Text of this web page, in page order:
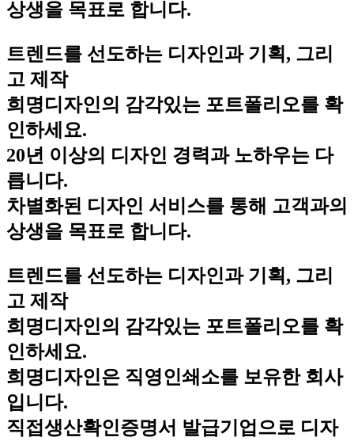
상생을 목표로 합니다.
트렌드를 선도하는 디자인과 기획, 그리
고 제작
희명디자인의 감각있는 포트폴리오를 확
인하세요.
20년 이상의 디자인 경력과 노하우는 다
릅니다.
차별화된 디자인 서비스를 통해 고객과의
상생을 목표로 합니다.
트렌드를 선도하는 디자인과 기획, 그리
고 제작
희명디자인의 감각있는 포트폴리오를 확
인하세요.
희명디자인은 직영인쇄소를 보유한 회사
입니다.
직접생산확인증명서 발급기업으로 디자